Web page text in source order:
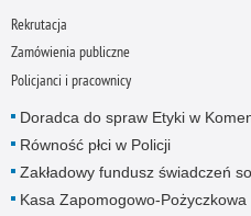
Rekrutacja
Zamówienia publiczne
Policjanci i pracownicy
Doradca do spraw Etyki w
Równość płci w Policji
Zakładowy fundusz świadczeń
Kasa Zapomogowo-Pożyczkowa